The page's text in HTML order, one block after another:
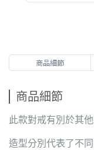
商品細節
商品細節
此款對戒有別於其
造型分別代表了不同